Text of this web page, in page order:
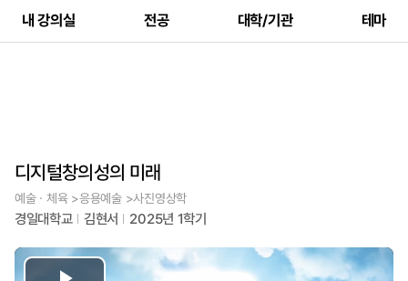
내 강의실 전공 대학/기관 테마
디지털창의성의 미래
예술ㆍ체육 >응용예술 >사진영상학
경일대학교 김현서 2025년 1학기